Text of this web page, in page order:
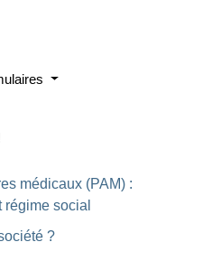
médicaux (PAM) :
social
?